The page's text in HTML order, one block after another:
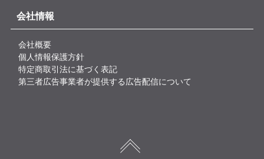
会社情報
会社概要
個人情報保護方針
特定商取引法に基づく表記
第三者広告事業者が提供する広告配信について